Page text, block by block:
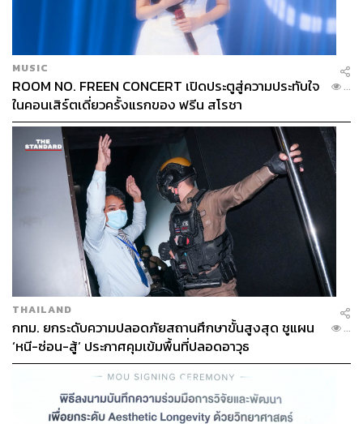
MUSIC
ROOM NO. FREEN CONCERT เปิดประตูสู่ความประทับใจ
ในคอนเสิร์ตเดี่ยวครั้งแรกของ ฟรีน สโรชา
...
THAILAND
กทม. ยกระดับความปลอดภัยสถานศึกษาขั้นสูงสุด ชูแผน
‘หนี-ซ่อน-สู้’ ประกาศคุมเข้มพื้นที่ปลอดอาวุธ
...